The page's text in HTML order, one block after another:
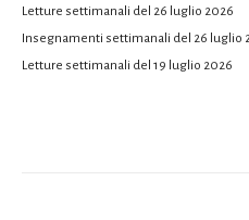
Letture settimanali del 26 luglio 2026
Insegnamenti settimanali del 26 luglio
Letture settimanali del 19 luglio 2026